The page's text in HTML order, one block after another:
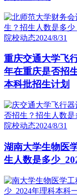
院校动态2024/8/31
重庆交通大学飞
年在重庆是否招
本科批招生计划
院校动态2024/8/31
湖南大学生物医
生人数是多少